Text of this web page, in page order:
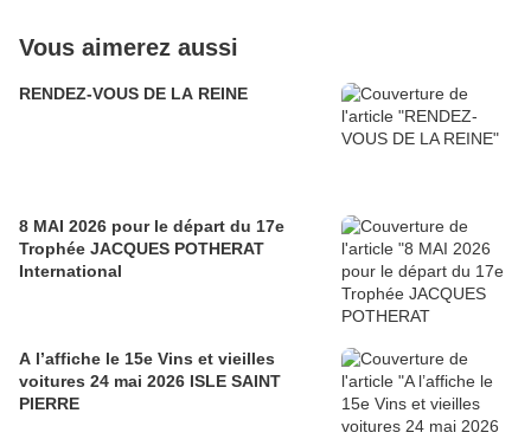
Vous aimerez aussi
RENDEZ-VOUS DE LA REINE
8 MAI 2026 pour le départ du 17e
Trophée JACQUES POTHERAT
International
A l’affiche le 15e Vins et vieilles
voitures 24 mai 2026 ISLE SAINT
PIERRE